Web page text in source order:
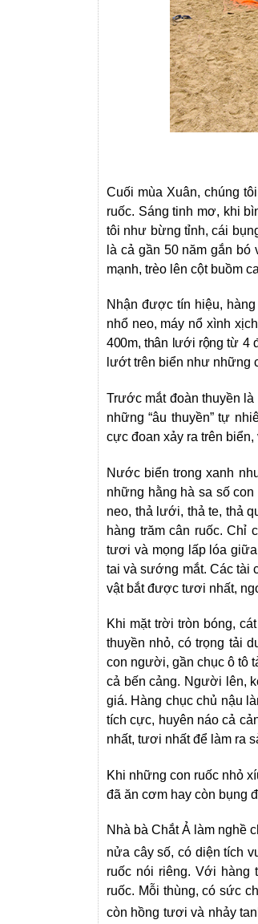
Cuối mùa Xuân, chúng
ruốc. Sáng tinh mơ, khi
tôi như bừng tỉnh, cái
là cả gần 50 năm gắn
mạnh, trèo lên cột buồm
Nhận được tín hiệu,
nhổ neo, máy nổ xình
400m, thân lưới rộng từ 4
lướt trên biển như những
Trước mắt đoàn thuyền
những “âu thuyền” tự
cực đoan xảy ra trên biển,
Nước biển trong xanh
những hằng hà sa số
neo, thả lưới, thả te, thả
hàng trăm cân ruốc. Chỉ
tươi và mọng lấp lóa
tai và sướng mắt. Các tài
vật bắt được tươi nhất,
Khi mặt trời tròn bóng,
thuyền nhỏ, có trọng tải
con người, gần chục ô tô
cả bến cảng. Người lên,
giá. Hàng chục chủ nậu
tích cực, huyên náo cả
nhất, tươi nhất để làm ra
Khi những con ruốc nhỏ
đã ăn cơm hay còn bụng
Nhà bà Chắt Ả làm nghề
nửa cây số, có diện tích
ruốc nói riêng. Với hàng
ruốc. Mỗi thùng, có sức
còn hồng tươi và nhảy